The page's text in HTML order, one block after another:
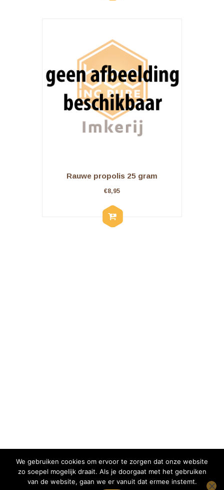
Rauwe propolis 25 gram
€8,95
Copyright 2022 Imkerij BEEing Pure - KvK:
We gebruiken cookies om ervoor te zorgen dat onze website
zo soepel mogelijk draait. Als je doorgaat met het gebruiken
van de website, gaan we er vanuit dat ermee instemt.